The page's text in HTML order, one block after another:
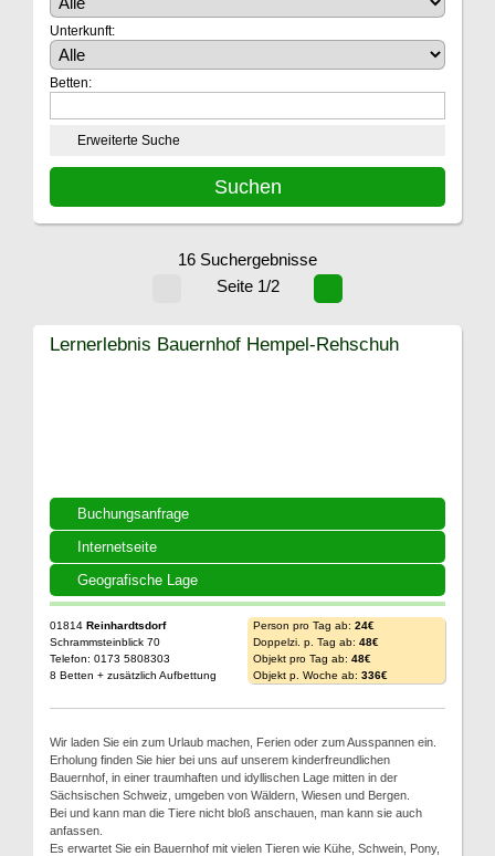
Unterkunft:
Betten:
Erweiterte Suche
16 Suchergebnisse
Seite 1/2
Buchungsanfrage
Internetseite
Geografische Lage
Lernerlebnis Bauernhof Hempel-Rehschuh
01814 Reinhardtsdorf
Schrammsteinblick 70
Telefon: 0173 5808303
8 Betten + zusätzlich Aufbettung
Person pro Tag ab: 24€
Doppelzi. p. Tag ab: 48€
Objekt pro Tag ab: 48€
Objekt p. Woche ab: 336€
Wir laden Sie ein zum Urlaub machen, Ferien oder zum Ausspannen ein.
Erholung finden Sie hier bei uns auf unserem kinderfreundlichen
Bauernhof, in einer traumhaften und idyllischen Lage mitten in der
Sächsischen Schweiz, umgeben von Wäldern, Wiesen und Bergen.
Bei und kann man die Tiere nicht bloß anschauen, man kann sie auch
anfassen.
Es erwartet Sie ein Bauernhof mit vielen Tieren wie Kühe, Schwein, Pony,